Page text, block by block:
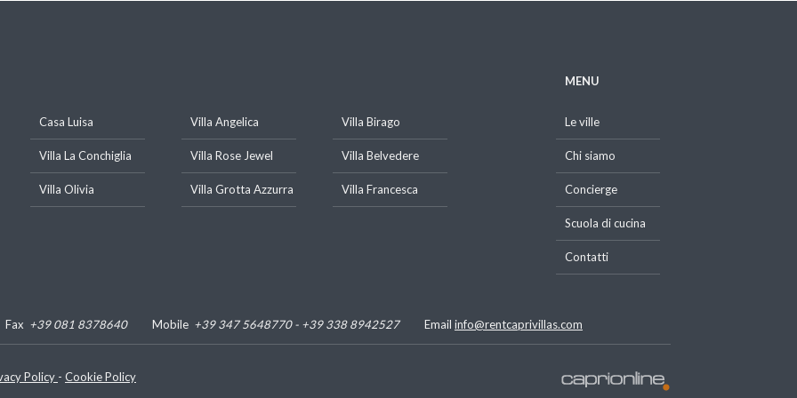
Casa Luisa Villa Angelica Villa Birago
Villa La Conchiglia Villa Rose Jewel Villa Belvedere
Villa Olivia Villa Grotta Azzurra Villa Francesca
MENU
Le ville
Chi siamo
Concierge
Scuola di cucina
Contatti
Fax +39 081 8378640 Mobile +39 347 5648770 - +39 338 8942527 Email info@rentcaprivillas.com
Policy - Cookie Policy